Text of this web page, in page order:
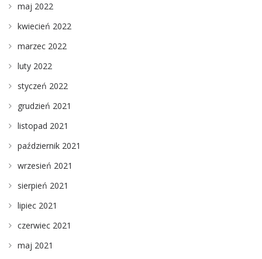
maj 2022
kwiecień 2022
marzec 2022
luty 2022
styczeń 2022
grudzień 2021
listopad 2021
październik 2021
wrzesień 2021
sierpień 2021
lipiec 2021
czerwiec 2021
maj 2021